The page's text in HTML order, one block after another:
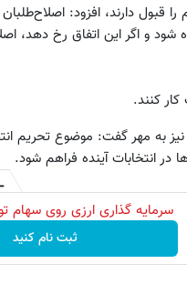
را قبول دارند، افزود:
و اگر این اتفاق رخ دهد،
کنند.
به مهر گفت: موضوع تحریم
انتخابات آینده فراهم شود.
سرمایه گذاری ارزی روی سهام
ثبت نام کنید